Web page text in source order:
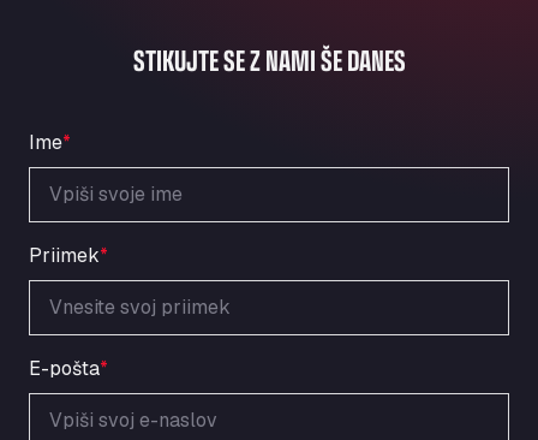
ARAL Autohof Bockenem
Oppelner Str. 1, 31167
ARAL Autohof Preis
Schellweilerstraße 1, 66871
ARAL Tankstelle - XXL Truckwash.de
GmbH
Obernburger Str. 127, 63811
Ardleigh South Services
a120 westbound, CO77SL
Area 47 Hermanos Rico
Autovia A4 km 47, 28300
STIKUJTE SE Z NAMI ŠE DANES
Ime*
Priimek*
E-pošta*